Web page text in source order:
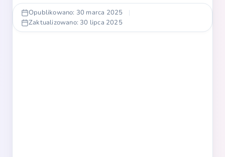
Opublikowano: 30 marca 2025
|
Zaktualizowano: 30 lipca 2025